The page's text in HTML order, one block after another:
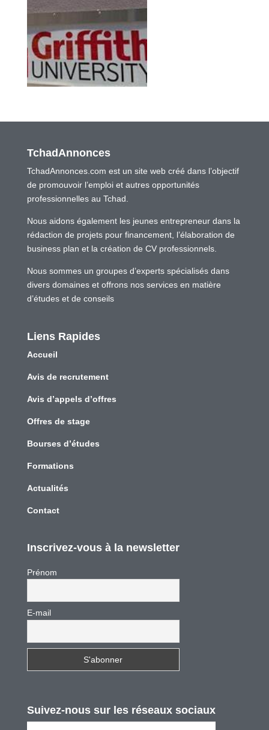
TchadAnnonces
TchadAnnonces.com est un site web créé dans l’objectif
de promouvoir l’emploi et autres opportunités
professionnelles au Tchad.
Nous aidons également les jeunes entrepreneur dans la
rédaction de projets pour financement, l’élaboration de
business plan et la création de CV professionnels.
Nous sommes un groupes d’experts spécialisés dans
divers domaines et offrons nos services en matière
d’études et de conseils
Liens Rapides
Accueil
Avis de recrutement
Avis d’appels d’offres
Offres de stage
Bourses d’études
Formations
Actualités
Contact
Inscrivez-vous à la newsletter
Prénom
E-mail
Suivez-nous sur les réseaux sociaux